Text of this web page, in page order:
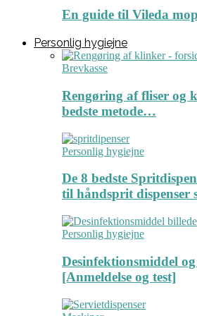
En guide til Vileda
Personlig hygiejne
Brevkasse
Rengøring af fliser og
bedste metode…
Personlig hygiejne
De 8 bedste
til håndsprit dispenser
Personlig hygiejne
Desinfektionsmiddel
[Anmeldelse og test]